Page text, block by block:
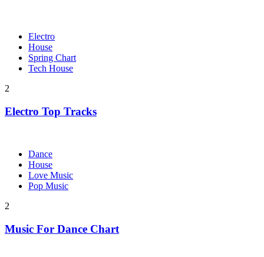
Electro
House
Spring Chart
Tech House
2
Electro Top Tracks
Dance
House
Love Music
Pop Music
2
Music For Dance Chart